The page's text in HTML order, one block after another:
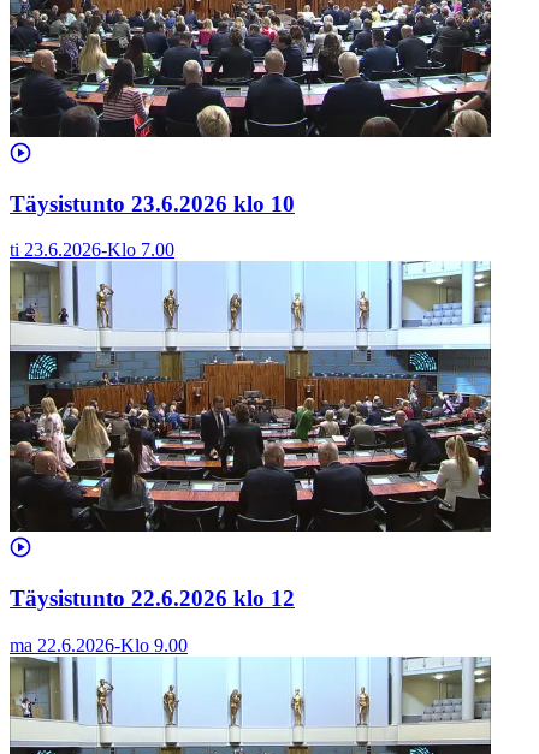
Täysistunto 23.6.2026 klo 10
ti 23.6.2026-Klo 7.00
Täysistunto 22.6.2026 klo 12
ma 22.6.2026-Klo 9.00